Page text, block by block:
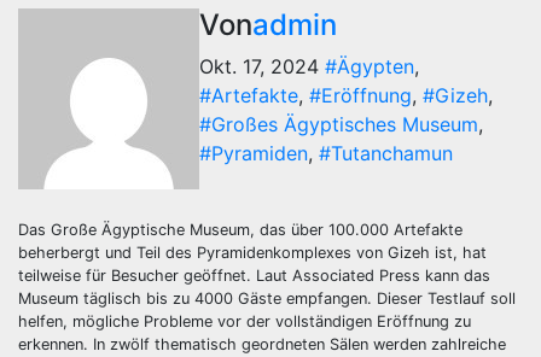
Vonadmin
Okt. 17, 2024 #Ägypten,
#Artefakte, #Eröffnung, #Gizeh,
#Großes Ägyptisches Museum,
#Pyramiden, #Tutanchamun
Das Große Ägyptische Museum, das über 100.000 Artefakte
beherbergt und Teil des Pyramidenkomplexes von Gizeh ist, hat
teilweise für Besucher geöffnet. Laut Associated Press kann das
Museum täglisch bis zu 4000 Gäste empfangen. Dieser Testlauf soll
helfen, mögliche Probleme vor der vollständigen Eröffnung zu
erkennen. In zwölf thematisch geordneten Sälen werden zahlreiche